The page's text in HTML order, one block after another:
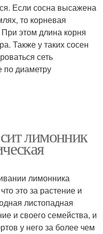
Если сосна высажена
то корневая
этом длина корня
Также у таких сосен
сеть
по диаметру
лимонник
лимонника
это за растение и
листопадная
и своего семейства, и
у него за более чем